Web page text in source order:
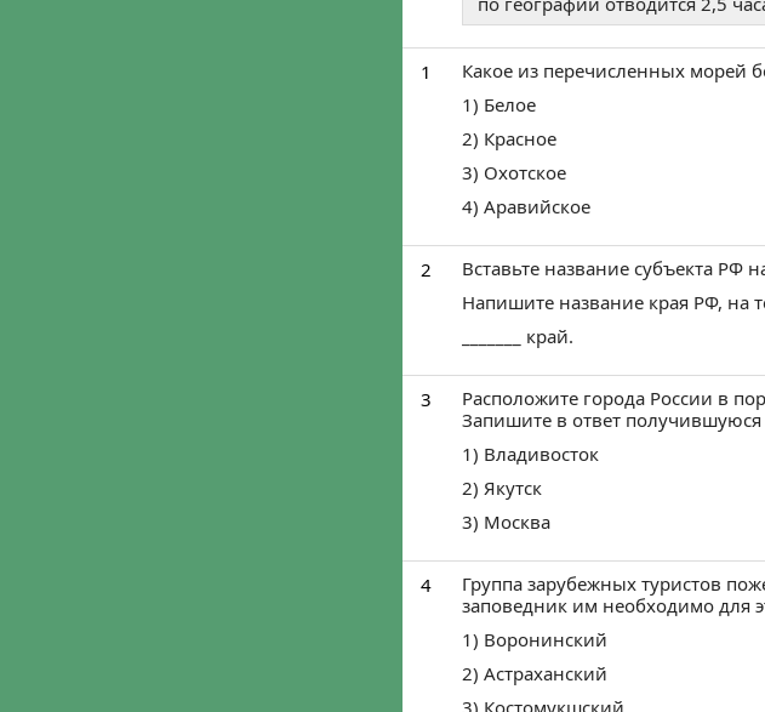
Уже готовятся к ЕГЭ,
Присоединяйся!
Войти через ВКонтакте
Войти через Одноклассники
Мы ничего не публикуем от вашего имени